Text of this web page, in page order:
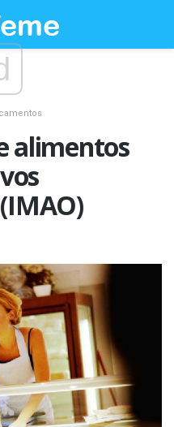
alimentos